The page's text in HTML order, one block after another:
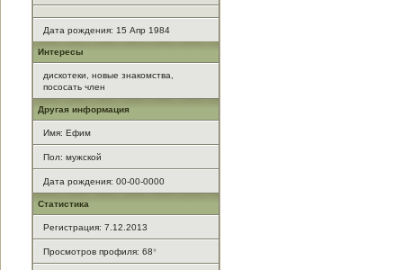
Дата рождения: 15 Апр 1984
Интересы
дискотеки, новые знакомства,
пососать член
Другая информация
Имя: Ефим
Пол: мужской
Дата рождения: 00-00-0000
Статистика
Регистрация: 7.12.2013
Просмотров профиля: 68*